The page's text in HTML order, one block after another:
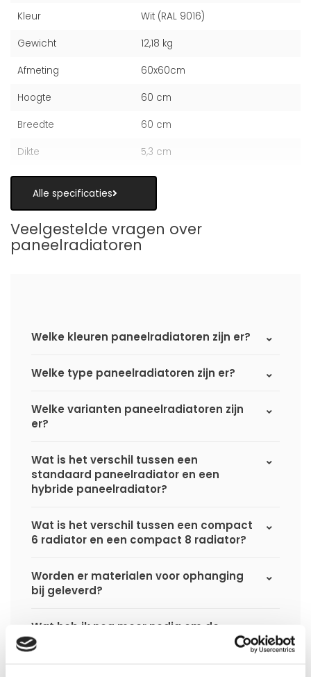
Kleur Wit (RAL 9016)
Gewicht 12,18 kg
Afmeting 60x60cm
Hoogte 60 cm
Breedte 60 cm
Dikte 5,3 cm
Alle specificaties
Veelgestelde vragen over
paneelradiatoren
Welke kleuren paneelradiatoren zijn er?
Welke type paneelradiatoren zijn er?
Welke varianten paneelradiatoren zijn
er?
Wat is het verschil tussen een
standaard paneelradiator en een
hybride paneelradiator?
Wat is het verschil tussen een compact
6 radiator en een compact 8 radiator?
Worden er materialen voor ophanging
bij geleverd?
Wat heb ik nog meer nodig om de
installatie van mijn radiator compleet te
maken?